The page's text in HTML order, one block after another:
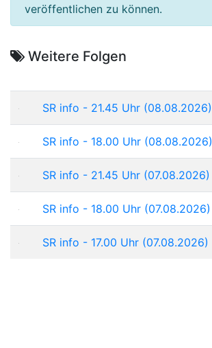
veröffentlichen zu können.
Weitere Folgen
SR info - 21.45 Uhr (08.08.2026)
SR info - 18.00 Uhr (08.08.2026)
SR info - 21.45 Uhr (07.08.2026)
SR info - 18.00 Uhr (07.08.2026)
SR info - 17.00 Uhr (07.08.2026)